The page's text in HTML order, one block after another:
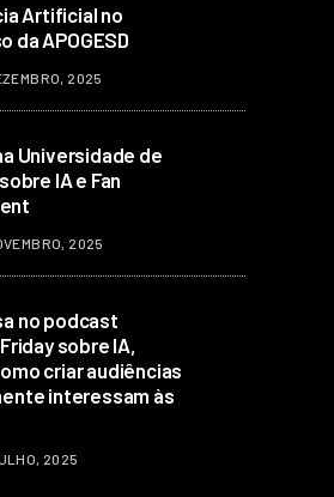
Artificial no
da APOGESD
2025
Universidade de
IA e Fan
2025
no podcast
sobre IA,
criar audiências
interessam às
2025